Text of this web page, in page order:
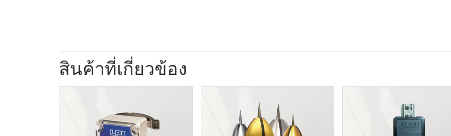
สินค้าที่เกี่ยวข้อง